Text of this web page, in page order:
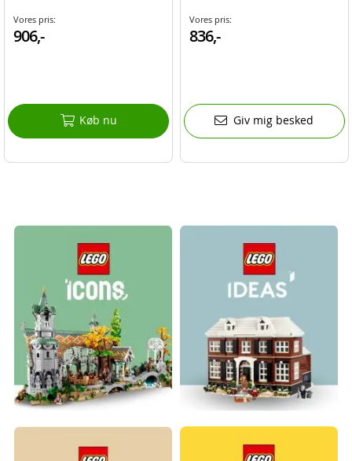
Vores pris:
906,-
Køb nu
Vores pris:
836,-
Giv mig besked